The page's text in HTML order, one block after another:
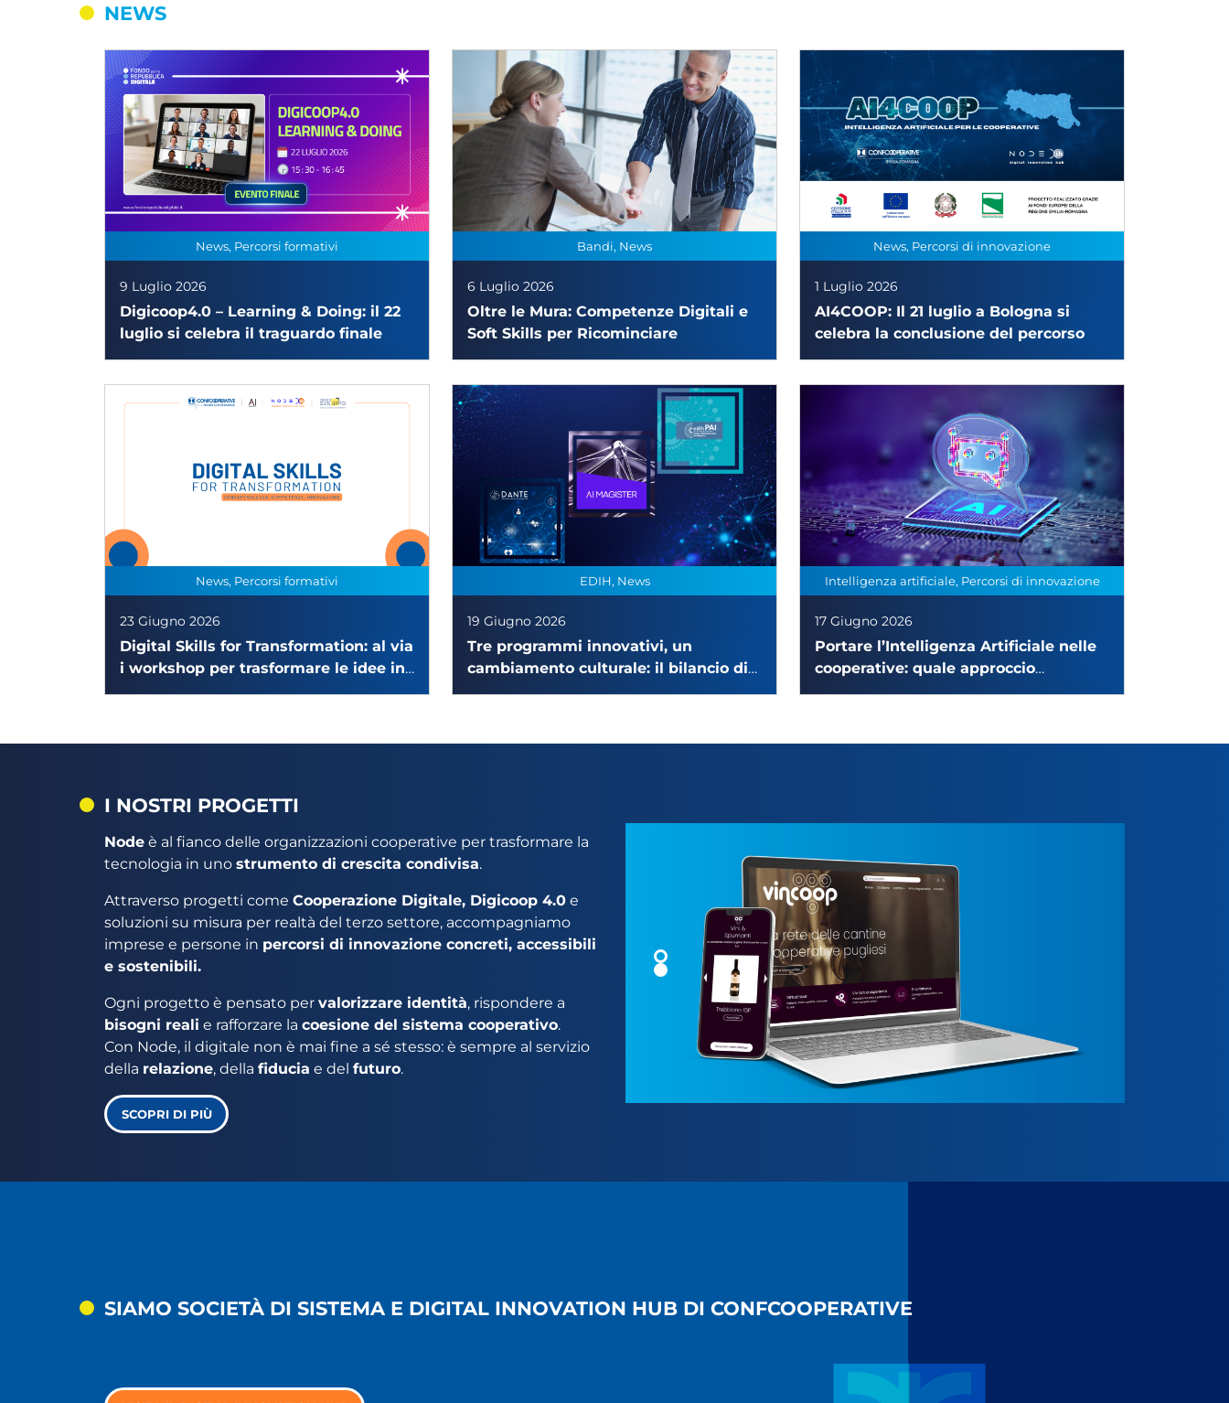
NEWS
News, Percorsi formativi
9 Luglio 2026
Digicoop4.0 – Learning & Doing: il 22
luglio si celebra il traguardo finale
Bandi, News
6 Luglio 2026
Oltre le Mura: Competenze Digitali e
Soft Skills per Ricominciare
News, Percorsi di innovazione
1 Luglio 2026
AI4COOP: Il 21 luglio a Bologna si
celebra la conclusione del percorso
News, Percorsi formativi
23 Giugno 2026
Digital Skills for Transformation: al via
i workshop per trasformare le idee in
esperienze concrete
EDIH, News
19 Giugno 2026
Tre programmi innovativi, un
cambiamento culturale: il bilancio di
EDIH PAI, DANTE e AI MAGISTER
Intelligenza artificiale, Percorsi di innovazione
17 Giugno 2026
Portare l’Intelligenza Artificiale nelle
cooperative: quale approccio
adottare?
I NOSTRI PROGETTI
Node è al fianco delle organizzazioni cooperative per trasformare la
tecnologia in uno strumento di crescita condivisa.
Attraverso progetti come Cooperazione Digitale, Digicoop 4.0 e
soluzioni su misura per realtà del terzo settore, accompagniamo
imprese e persone in percorsi di innovazione concreti, accessibili
e sostenibili.
Ogni progetto è pensato per valorizzare identità, rispondere a
bisogni reali e rafforzare la coesione del sistema cooperativo.
Con Node, il digitale non è mai fine a sé stesso: è sempre al servizio
della relazione, della fiducia e del futuro.
SCOPRI DI PIÙ
SIAMO SOCIETÀ DI SISTEMA E DIGITAL INNOVATION HUB DI CONFCOOPERATIVE